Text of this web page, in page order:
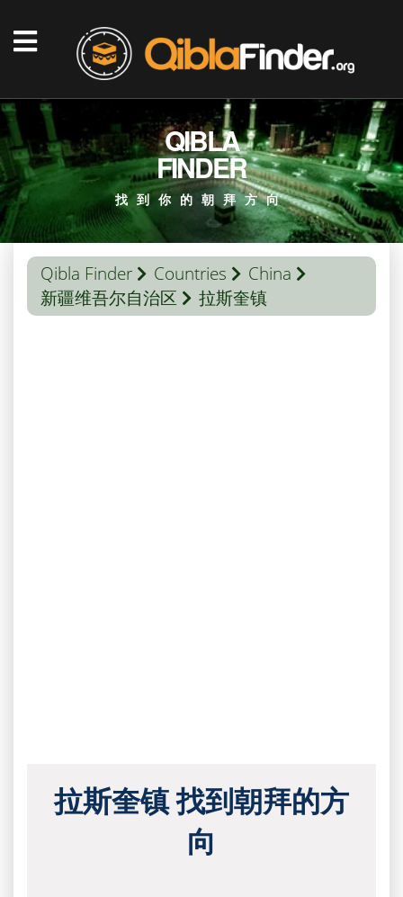
QIBLA
FINDER
找到你的朝拜方向
Qibla Finder Countries
China
新疆维吾尔自治区
拉斯奎镇
拉斯奎镇 找到朝拜的方
向